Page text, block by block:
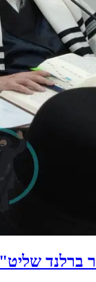
ברלנד